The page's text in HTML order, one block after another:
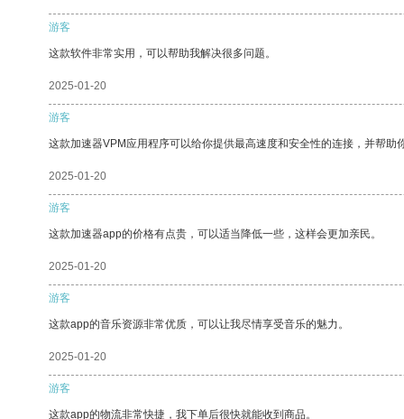
游客
这款软件非常实用，可以帮助我解决很多问题。
2025-01-20
游客
这款加速器VPM应用程序可以给你提供最高速度和安全性的连接，并帮助
2025-01-20
游客
这款加速器app的价格有点贵，可以适当降低一些，这样会更加亲民。
2025-01-20
游客
这款app的音乐资源非常优质，可以让我尽情享受音乐的魅力。
2025-01-20
游客
这款app的物流非常快捷，我下单后很快就能收到商品。